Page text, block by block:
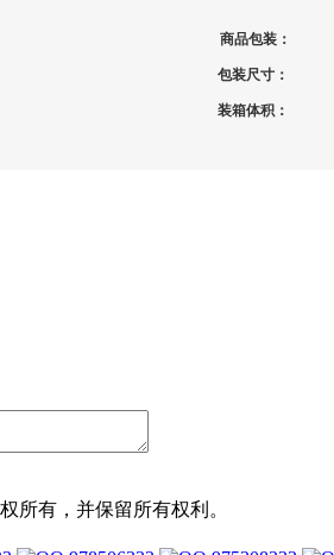
商品包装：
包装尺寸：
装箱体积：
所有，并保留所有权利。